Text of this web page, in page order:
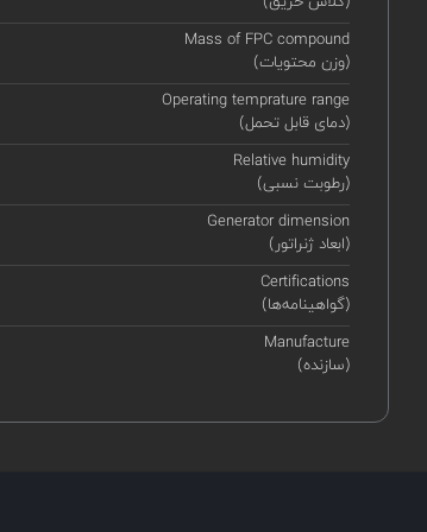
Mass of FPC compound
(وزن محتویات)
Operating temprature range
(دمای قابل تحمل)
Relative humidity
(رطوبت نسبی)
Generator dimension
(ابعاد ژنراتور)
Certifications
(گواهینامه‌ها)
Manufacture
(سازنده)